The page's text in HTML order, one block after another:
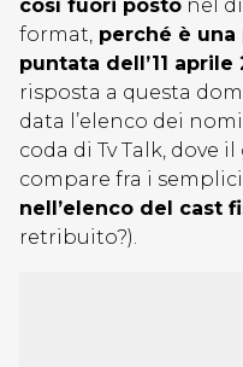
così fuori posto nel
format, perché è una
puntata dell’11 aprile
risposta a questa
data l’elenco dei
coda di Tv Talk, dove
compare fra i
nell’elenco del cast
retribuito?).